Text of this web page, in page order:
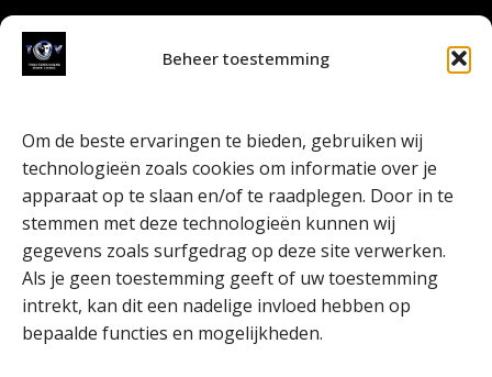
Beheer toestemming
Om de beste ervaringen te bieden, gebruiken wij
technologieën zoals cookies om informatie over je
apparaat op te slaan en/of te raadplegen. Door in te
stemmen met deze technologieën kunnen wij
gegevens zoals surfgedrag op deze site verwerken.
Als je geen toestemming geeft of uw toestemming
intrekt, kan dit een nadelige invloed hebben op
bepaalde functies en mogelijkheden.
Je winkelwagen is
momenteel leeg!